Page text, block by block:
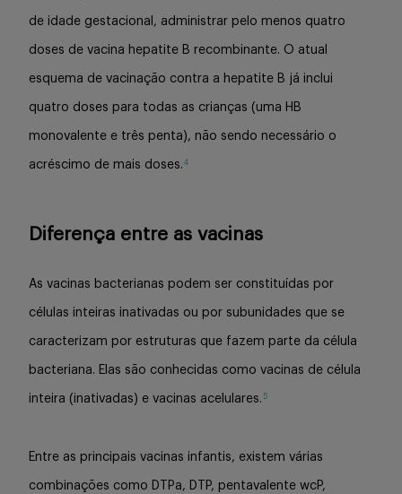
de idade gestacional, administrar pelo menos quatro
doses de vacina hepatite B recombinante. O atual
esquema de vacinação contra a hepatite B já inclui
quatro doses para todas as crianças (uma HB
monovalente e três penta), não sendo necessário o
acréscimo de mais doses. 4
Diferença entre as vacinas
As vacinas bacterianas podem ser constituídas por
células inteiras inativadas ou por subunidades que se
caracterizam por estruturas que fazem parte da célula
bacteriana. Elas são conhecidas como vacinas de célula
inteira (inativadas) e vacinas acelulares. 5
Entre as principais vacinas infantis, existem várias
combinações como DTPa, DTP, pentavalente wcP,